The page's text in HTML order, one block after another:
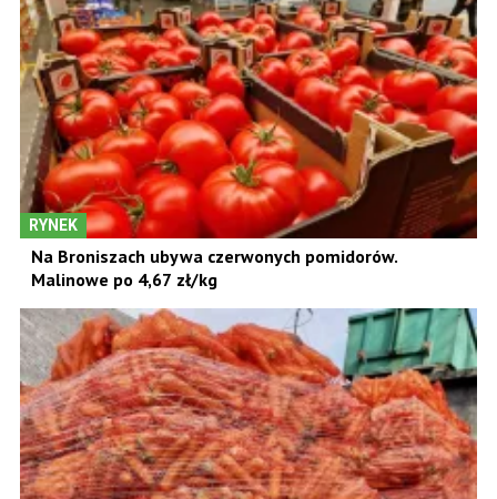
RYNEK
Na Broniszach ubywa czerwonych pomidorów.
Malinowe po 4,67 zł/kg